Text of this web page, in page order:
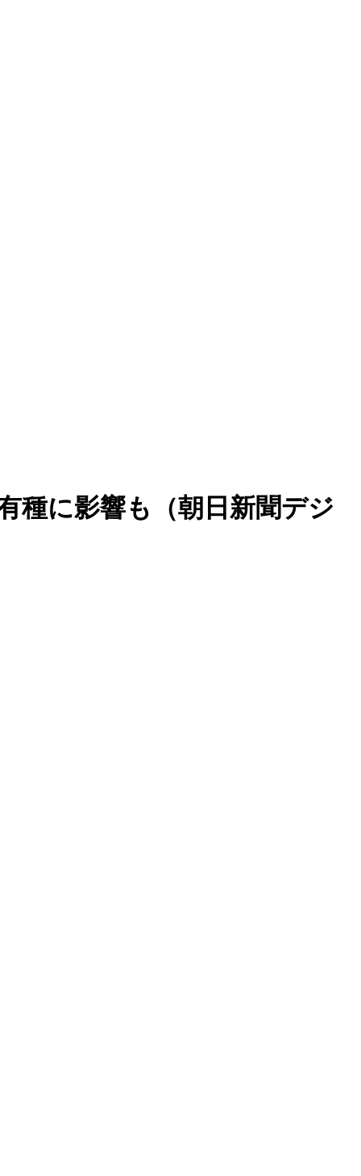
種に影響も（朝日新聞デジ